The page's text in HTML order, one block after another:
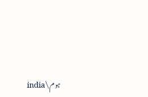
ہوم india